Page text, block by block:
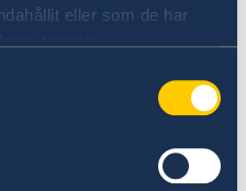
eller som de har
to all countries is
additional
more information,